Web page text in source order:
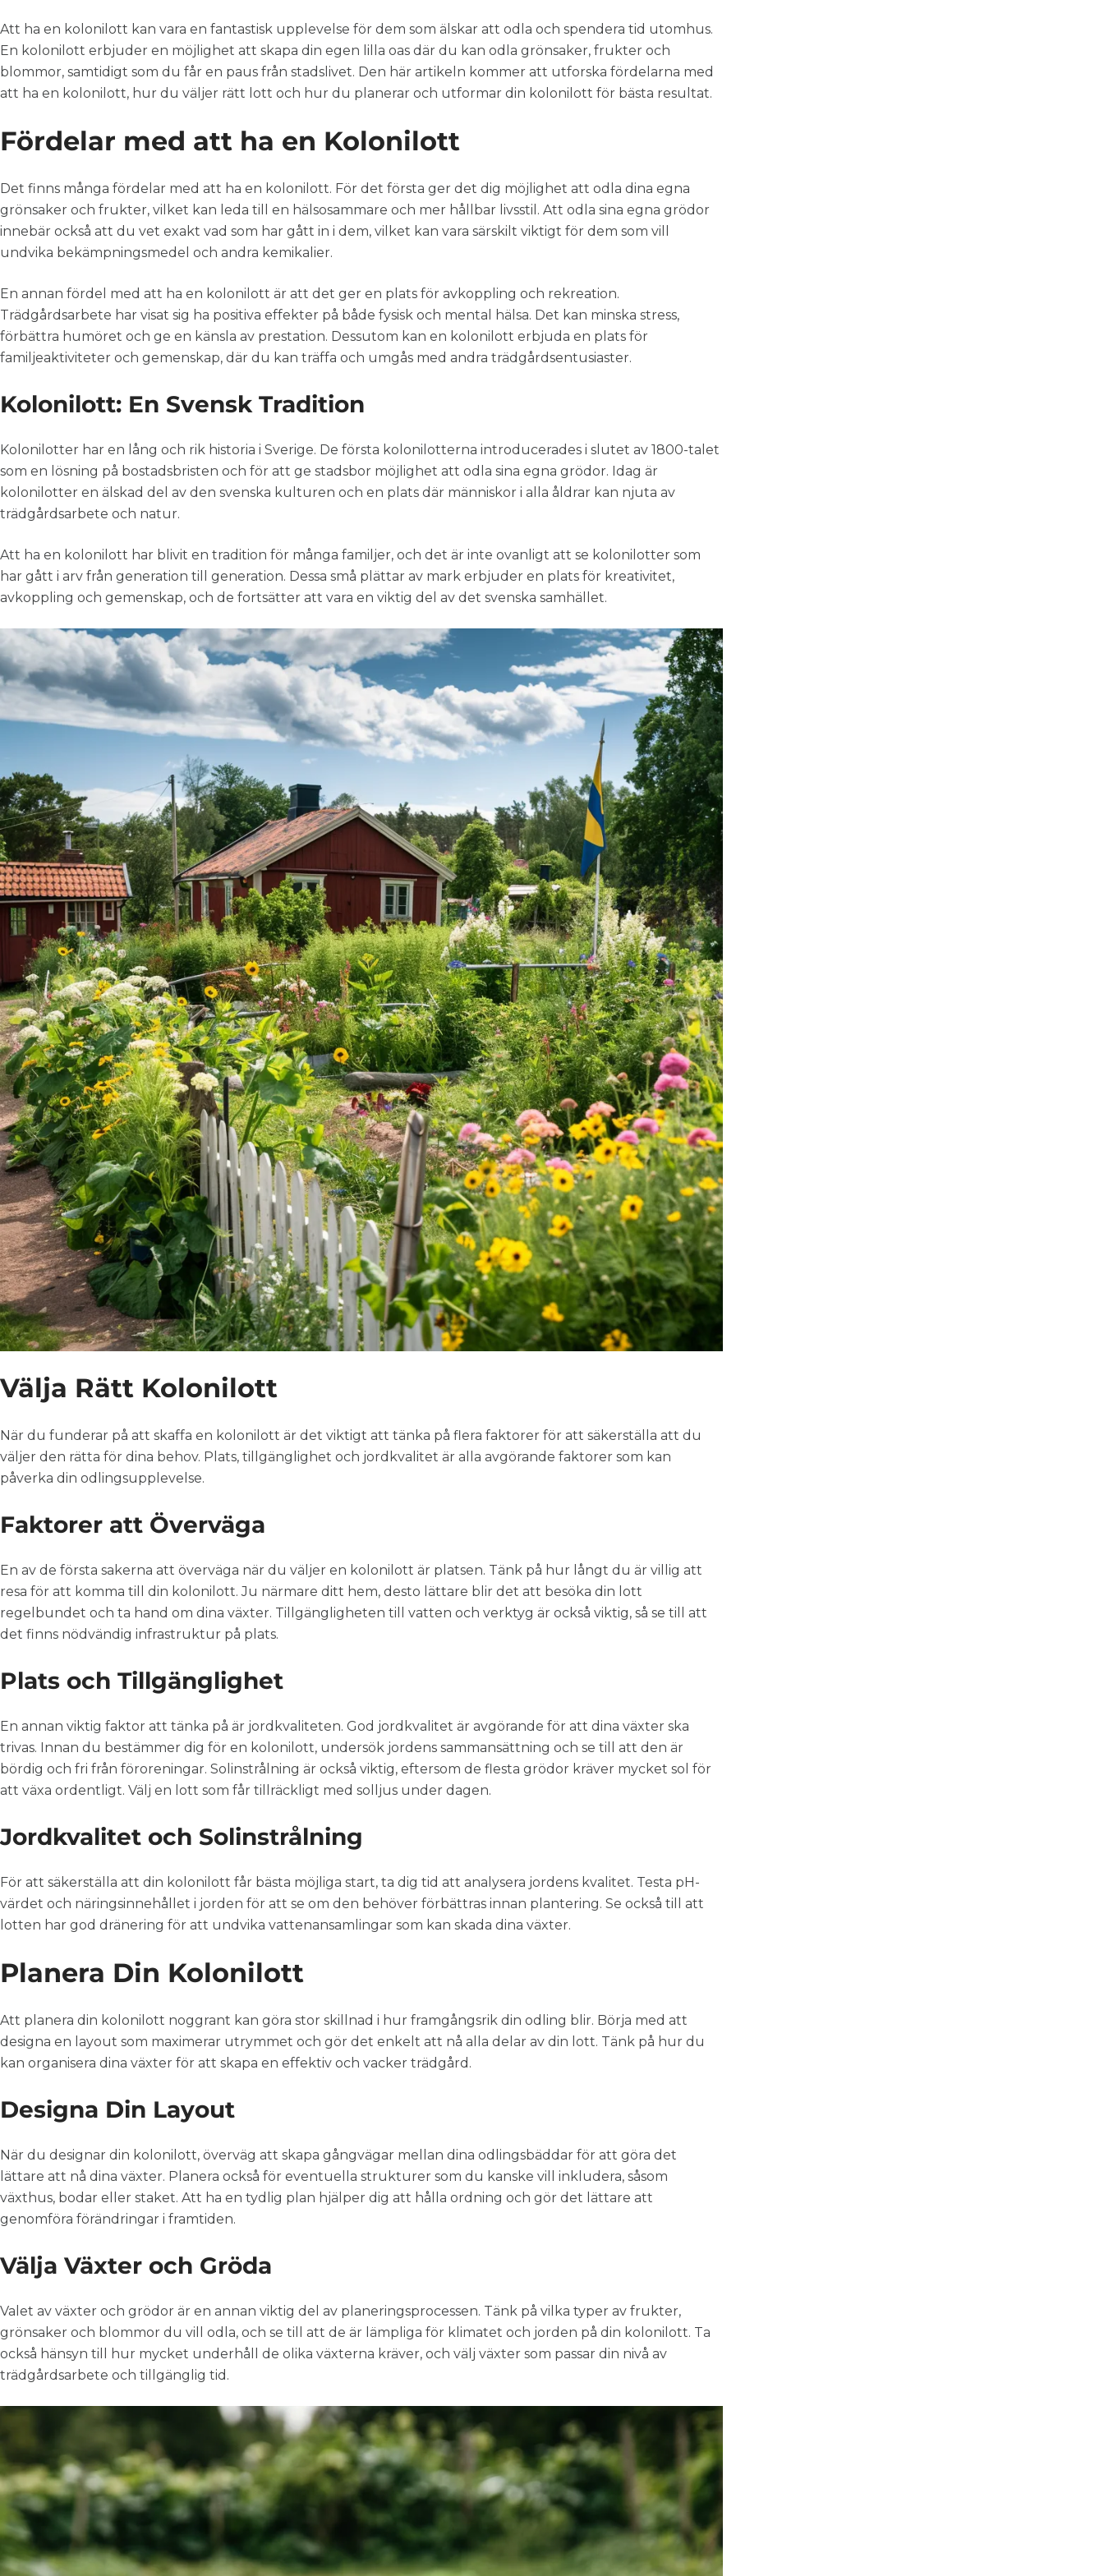
Att ha en kolonilott kan vara en fantastisk upplevelse för dem som älskar att odla och spendera tid utomhus.
En kolonilott erbjuder en möjlighet att skapa din egen lilla oas där du kan odla grönsaker, frukter och
blommor, samtidigt som du får en paus från stadslivet. Den här artikeln kommer att utforska fördelarna med
att ha en kolonilott, hur du väljer rätt lott och hur du planerar och utformar din kolonilott för bästa resultat.
Fördelar med att ha en Kolonilott
Det finns många fördelar med att ha en kolonilott. För det första ger det dig möjlighet att odla dina egna
grönsaker och frukter, vilket kan leda till en hälsosammare och mer hållbar livsstil. Att odla sina egna grödor
innebär också att du vet exakt vad som har gått in i dem, vilket kan vara särskilt viktigt för dem som vill
undvika bekämpningsmedel och andra kemikalier.
En annan fördel med att ha en kolonilott är att det ger en plats för avkoppling och rekreation.
Trädgårdsarbete har visat sig ha positiva effekter på både fysisk och mental hälsa. Det kan minska stress,
förbättra humöret och ge en känsla av prestation. Dessutom kan en kolonilott erbjuda en plats för
familjeaktiviteter och gemenskap, där du kan träffa och umgås med andra trädgårdsentusiaster.
Kolonilott: En Svensk Tradition
Kolonilotter har en lång och rik historia i Sverige. De första kolonilotterna introducerades i slutet av 1800-talet
som en lösning på bostadsbristen och för att ge stadsbor möjlighet att odla sina egna grödor. Idag är
kolonilotter en älskad del av den svenska kulturen och en plats där människor i alla åldrar kan njuta av
trädgårdsarbete och natur.
Att ha en kolonilott har blivit en tradition för många familjer, och det är inte ovanligt att se kolonilotter som
har gått i arv från generation till generation. Dessa små plättar av mark erbjuder en plats för kreativitet,
avkoppling och gemenskap, och de fortsätter att vara en viktig del av det svenska samhället.
Välja Rätt Kolonilott
När du funderar på att skaffa en kolonilott är det viktigt att tänka på flera faktorer för att säkerställa att du
väljer den rätta för dina behov. Plats, tillgänglighet och jordkvalitet är alla avgörande faktorer som kan
påverka din odlingsupplevelse.
Faktorer att Överväga
En av de första sakerna att överväga när du väljer en kolonilott är platsen. Tänk på hur långt du är villig att
resa för att komma till din kolonilott. Ju närmare ditt hem, desto lättare blir det att besöka din lott
regelbundet och ta hand om dina växter. Tillgängligheten till vatten och verktyg är också viktig, så se till att
det finns nödvändig infrastruktur på plats.
Plats och Tillgänglighet
En annan viktig faktor att tänka på är jordkvaliteten. God jordkvalitet är avgörande för att dina växter ska
trivas. Innan du bestämmer dig för en kolonilott, undersök jordens sammansättning och se till att den är
bördig och fri från föroreningar. Solinstrålning är också viktig, eftersom de flesta grödor kräver mycket sol för
att växa ordentligt. Välj en lott som får tillräckligt med solljus under dagen.
Jordkvalitet och Solinstrålning
För att säkerställa att din kolonilott får bästa möjliga start, ta dig tid att analysera jordens kvalitet. Testa pH-
värdet och näringsinnehållet i jorden för att se om den behöver förbättras innan plantering. Se också till att
lotten har god dränering för att undvika vattenansamlingar som kan skada dina växter.
Planera Din Kolonilott
Att planera din kolonilott noggrant kan göra stor skillnad i hur framgångsrik din odling blir. Börja med att
designa en layout som maximerar utrymmet och gör det enkelt att nå alla delar av din lott. Tänk på hur du
kan organisera dina växter för att skapa en effektiv och vacker trädgård.
Designa Din Layout
När du designar din kolonilott, överväg att skapa gångvägar mellan dina odlingsbäddar för att göra det
lättare att nå dina växter. Planera också för eventuella strukturer som du kanske vill inkludera, såsom
växthus, bodar eller staket. Att ha en tydlig plan hjälper dig att hålla ordning och gör det lättare att
genomföra förändringar i framtiden.
Välja Växter och Gröda
Valet av växter och grödor är en annan viktig del av planeringsprocessen. Tänk på vilka typer av frukter,
grönsaker och blommor du vill odla, och se till att de är lämpliga för klimatet och jorden på din kolonilott. Ta
också hänsyn till hur mycket underhåll de olika växterna kräver, och välj växter som passar din nivå av
trädgårdsarbete och tillgänglig tid.